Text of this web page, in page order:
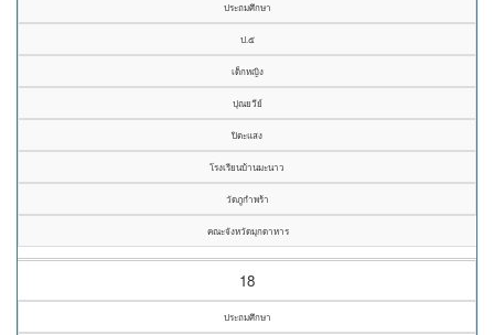
ประถมศึกษา
ป.๕
เด็กหญิง
ปุณยวีย์
ปิตะแสง
โรงเรียนบ้านมะนาว
วัดภูกำพร้า
คณะจังหวัดมุกดาหาร
18
ประถมศึกษา